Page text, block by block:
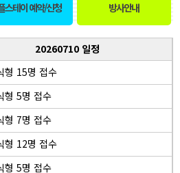
스테이 예약/신청 방사안내
20260710 일정
형 15명 접수
형 5명 접수
형 7명 접수
형 12명 접수
형 5명 접수